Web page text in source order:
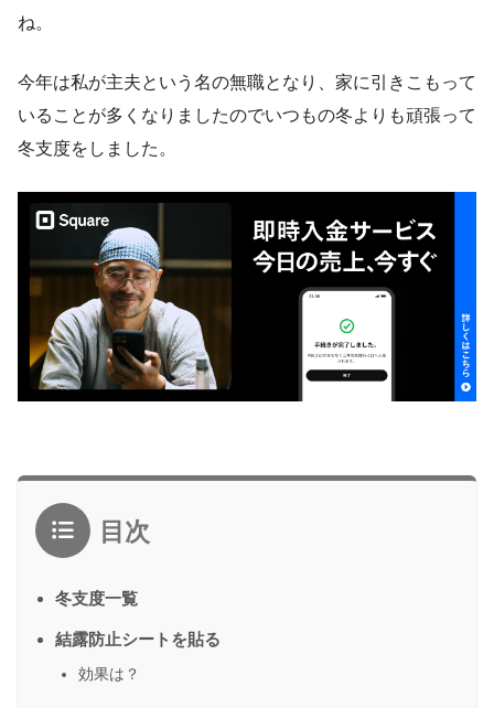
ね。
今年は私が主夫という名の無職となり、家に引きこもって
いることが多くなりましたのでいつもの冬よりも頑張って
冬支度をしました。
目次
冬支度一覧
結露防止シートを貼る
効果は？